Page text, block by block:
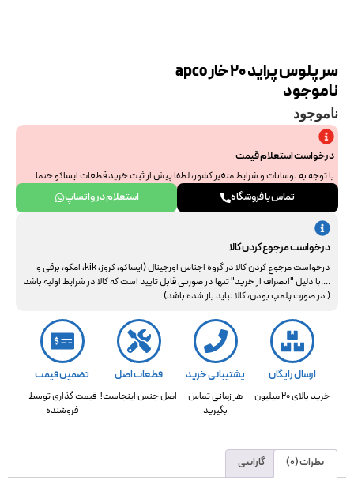
سر پلوس پراید 20 خار apco
ناموجود
ناموجود
درخواست استعلام قیمت
با توجه به نوسانات و شرایط متغیر کشور، لطفا پیش از ثبت خرید قطعات ایساکو حتما
جهت استعلام نهایی با ما هماهنگ فرمایید. از همراهی و درک شما سپاسگزاریم.
تماس با فروشگاه استعلام در واتساپ
درخواست مرجوع کردن کالا
درخواست مرجوع کردن کالا در گروه اجناس اورجینال (ایساکو، کروز، kik، امکو، برقی و
....با دلیل "انصراف از خرید" تنها در صورتی قابل تایید است که کالا در شرایط اولیه باشد
( در صورت پلمپ بودن، کالا نباید باز شده باشد).
ارسال رایگان
خرید بالای 20 میلیون
پشتیبانی خرید
هر زمانی تماس
بگیرید
قطعات اصل
اصل جنس اینجاست!
تضمین قیمت
قیمت گذاری توسط
فروشنده
نظرات (0) گارانتی